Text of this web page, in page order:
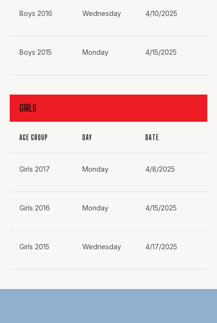
Boys 2016
Boys 2015
Wednesday
Monday
4/10/2025
4/15/2025
GIRLS
AGE GROUP
Girls 2017
Girls 2016
Girls 2015
DAY
Monday
Monday
Wednesday
DATE
4/8/2025
4/15/2025
4/17/2025